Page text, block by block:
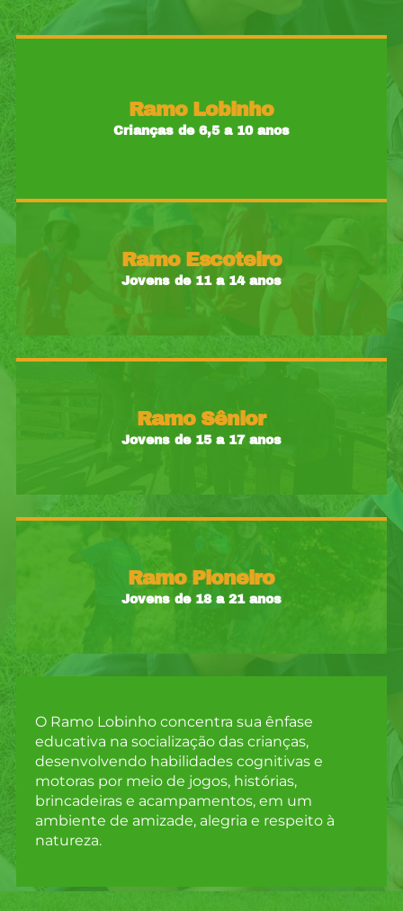
Ramo Lobinho
Crianças de 6,5 a 10 anos
Ramo Escoteiro
Jovens de 11 a 14 anos
Ramo Sênior
Jovens de 15 a 17 anos
Ramo Pioneiro
Jovens de 18 a 21 anos
O Ramo Lobinho concentra sua ênfase
educativa na socialização das crianças,
desenvolvendo habilidades cognitivas e
motoras por meio de jogos, histórias,
brincadeiras e acampamentos, em um
ambiente de amizade, alegria e respeito à
natureza.